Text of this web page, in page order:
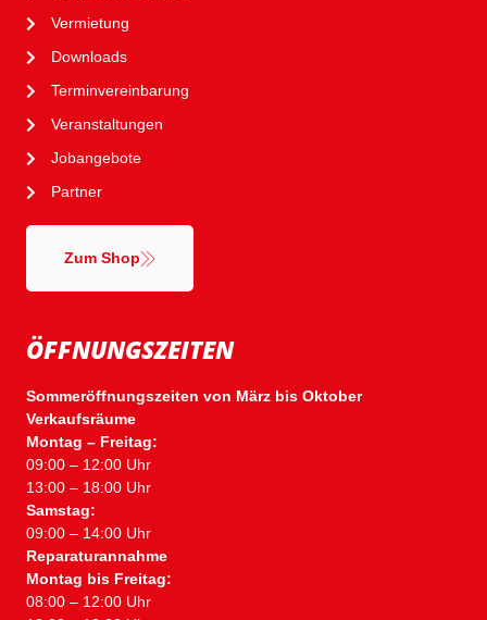
ÖFFNUNGSZEITEN
Sommeröffnungszeiten von März bis Oktober
Verkaufsräume
Montag – Freitag:
09:00 – 12:00 Uhr
13:00 – 18:00 Uhr
Samstag:
09:00 – 14:00 Uhr
Reparaturannahme
Montag bis Freitag:
08:00 – 12:00 Uhr
Vermietung
Downloads
Terminvereinbarung
Veranstaltungen
Jobangebote
Partner
Zum Shop